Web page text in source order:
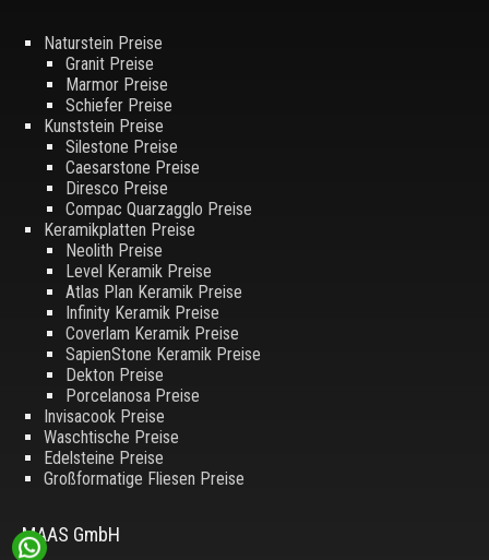
Naturstein Preise
Granit Preise
Marmor Preise
Schiefer Preise
Kunststein Preise
Silestone Preise
Caesarstone Preise
Diresco Preise
Compac Quarzagglo Preise
Keramikplatten Preise
Neolith Preise
Level Keramik Preise
Atlas Plan Keramik Preise
Infinity Keramik Preise
Coverlam Keramik Preise
SapienStone Keramik Preise
Dekton Preise
Porcelanosa Preise
Invisacook Preise
Waschtische Preise
Edelsteine Preise
Großformatige Fliesen Preise
MAAS GmbH